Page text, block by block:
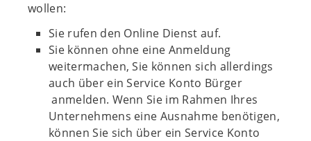
wollen:
Sie rufen den Online Dienst auf.
Sie können ohne eine Anmeldung
weitermachen, Sie können sich allerdings
auch über ein Service Konto Bürger
anmelden. Wenn Sie im Rahmen Ihres
Unternehmens eine Ausnahme benötigen,
können Sie sich über ein Service Konto